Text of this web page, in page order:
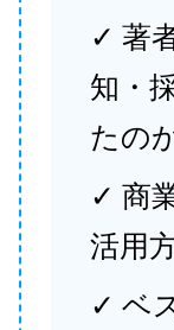
✓ 著
知・
たの
✓ 商
活用
✓ ベ